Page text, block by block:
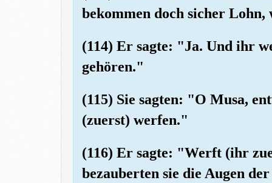
bekommen doch sicher Lohn,
(114) Er sagte: "Ja. Und ihr
gehören."
(115) Sie sagten: "O Musa,
(zuerst) werfen."
(116) Er sagte: "Werft (ihr
bezauberten sie die Augen